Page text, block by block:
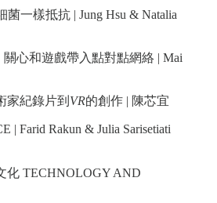
一樣抵抗 | Jung Hsu & Natalia
心和遊戲帶入點對點網絡 | Mai
家紀錄片到 VR的創作 | 陳芯宜
| Farid Rakun & Julia Sarisetiati
化 TECHNOLOGY AND